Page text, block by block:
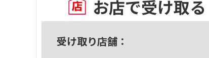
お店で受け取る
受け取り店舗：